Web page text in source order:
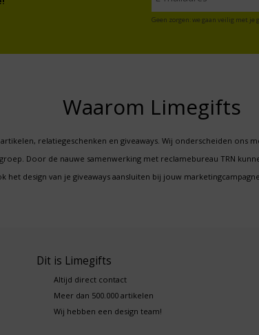
Geen zorgen: we gaan veilig met je
Waarom Limegifts
relatiegeschenken en giveaways. Wij onderscheiden ons
Door de nauwe samenwerking met reclamebureau TRN
het design van je giveaways aansluiten bij jouw
Dit is Limegifts
Altijd direct contact
Meer dan 500.000 artikelen
Wij hebben een design team!